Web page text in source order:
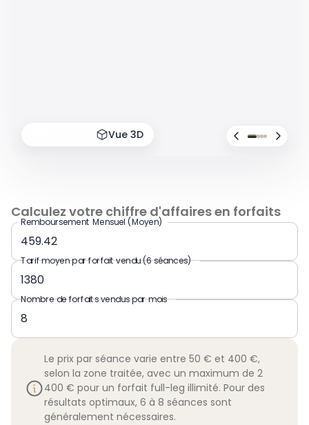
Vue 3D
Calculez votre chiffre d'affaires en forfaits
Remboursement Mensuel (Moyen)
Tarif moyen par forfait vendu (6 séances)
Nombre de forfaits vendus par mois
Le prix par séance varie entre 50 € et 400 €,
selon la zone traitée, avec un maximum de 2
400 € pour un forfait full-leg illimité. Pour des
résultats optimaux, 6 à 8 séances sont
généralement nécessaires.